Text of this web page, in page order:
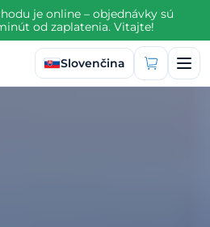
je online – objednávky sú
od zaplatenia. Vitajte!
Vybrať jazyk
Slovenčina